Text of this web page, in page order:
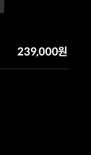
239,000원